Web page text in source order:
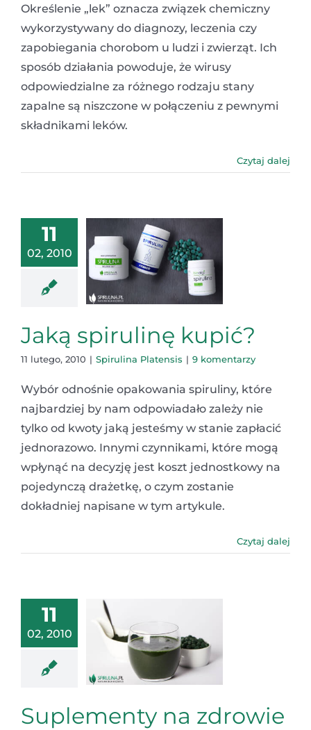
Określenie „lek” oznacza związek chemiczny
wykorzystywany do diagnozy, leczenia czy
zapobiegania chorobom u ludzi i zwierząt. Ich
sposób działania powoduje, że wirusy
odpowiedzialne za różnego rodzaju stany
zapalne są niszczone w połączeniu z pewnymi
składnikami leków.
Czytaj dalej
11
02, 2010
Jaką spirulinę kupić?
11 lutego, 2010 | Spirulina Platensis | 9 komentarzy
Wybór odnośnie opakowania spiruliny, które
najbardziej by nam odpowiadało zależy nie
tylko od kwoty jaką jesteśmy w stanie zapłacić
jednorazowo. Innymi czynnikami, które mogą
wpłynąć na decyzję jest koszt jednostkowy na
pojedynczą drażetkę, o czym zostanie
dokładniej napisane w tym artykule.
Czytaj dalej
11
02, 2010
Suplementy na zdrowie